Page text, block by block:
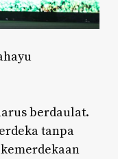
berdaulat.
tanpa